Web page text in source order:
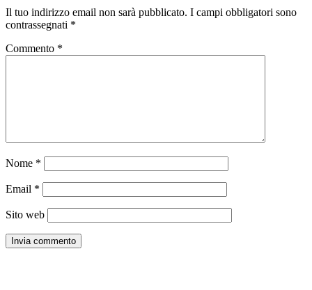
Il tuo indirizzo email non sarà pubblicato. I campi obbligatori sono
contrassegnati *
Commento *
Nome *
Email *
Sito web